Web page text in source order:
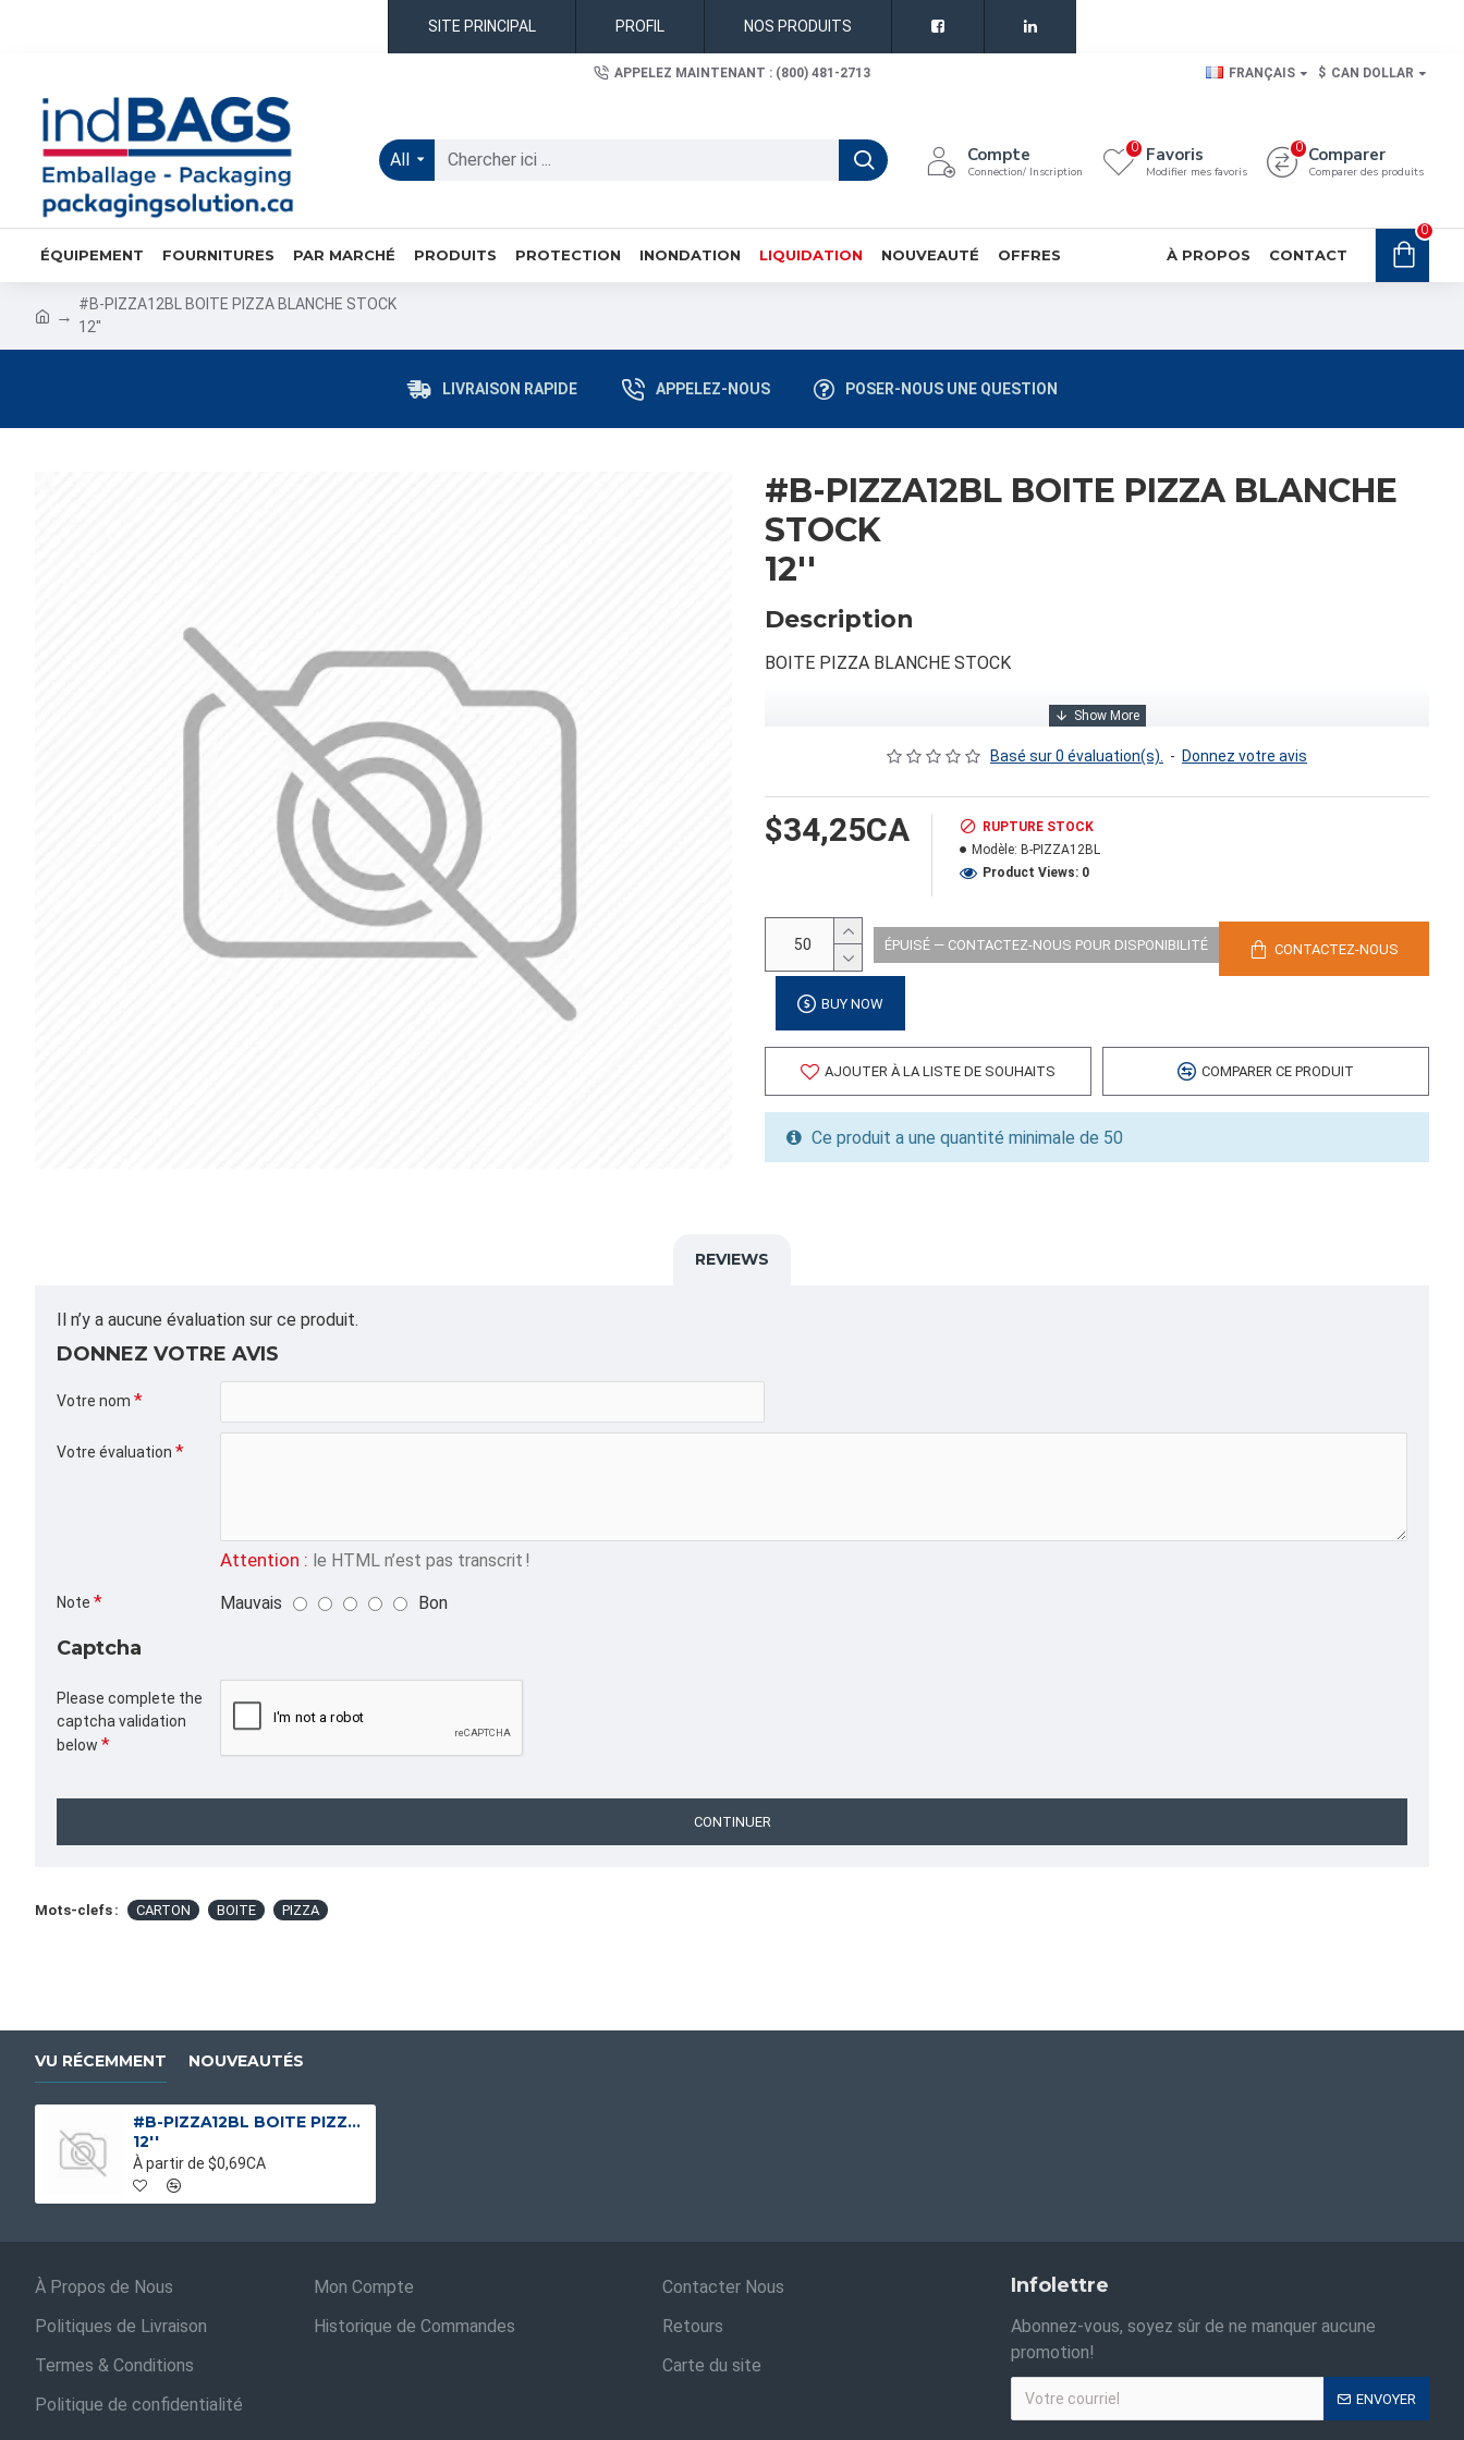
SITE PRINCIPAL PROFIL NOS PRODUITS
APPELEZ MAINTENANT : (800) 481-2713 FRANÇAIS $ CAN DOLLAR
All Compte
Connection/ Inscription
Favoris
Modifier mes favoris
0 Comparer
Comparer des produits
0
ÉQUIPEMENT FOURNITURES PAR MARCHÉ PRODUITS PROTECTION INONDATION LIQUIDATION NOUVEAUTÉ OFFRES À PROPOS CONTACT
0
#B-PIZZA12BL BOITE PIZZA BLANCHE STOCK
12''
LIVRAISON RAPIDE APPELEZ-NOUS POSER-NOUS UNE QUESTION
#B-PIZZA12BL BOITE PIZZA BLANCHE
STOCK
12''
Description
BOITE PIZZA BLANCHE STOCK
INFORMATION PRODUIT
Capacité/Taille:
12''
Quantité par emballage: 50.00
Dimension: 32.5X16X5.5
Poids: 0.00
Volume cubique: 2.31 pieds cubes
FORMAT DE PALETTE
Quantité par palette: 1200.00
Dimension/pallet: 40x48x50
ALPHA
CARTON,BOITE,PIZZA,
PIZZERIAS ET RESTAURANTS
Basé sur 0 évaluation(s). - Donnez votre avis
$34,25CA
RUPTURE STOCK
Modèle: B-PIZZA12BL
Product Views: 0
ÉPUISÉ — CONTACTEZ-NOUS POUR DISPONIBILITÉ CONTACTEZ-NOUS
BUY NOW
AJOUTER À LA LISTE DE SOUHAITS COMPARER CE PRODUIT
Ce produit a une quantité minimale de 50
REVIEWS
Il n’y a aucune évaluation sur ce produit.
DONNEZ VOTRE AVIS
Votre nom
Votre évaluation
Attention : le HTML n’est pas transcrit !
Note Mauvais Bon
Captcha
Please complete the
captcha validation
below
CONTINUER
Mots-clefs : CARTON BOITE PIZZA
VU RÉCEMMENT NOUVEAUTÉS
#B-PIZZA12BL BOITE PIZZA BLANCHE STOCK
12''
À partir de $0,69CA
À Propos de Nous
Politiques de Livraison
Termes & Conditions
Politique de confidentialité
Mon Compte
Historique de Commandes
Contacter Nous
Retours
Carte du site
Infolettre
Abonnez-vous, soyez sûr de ne manquer aucune
promotion!
ENVOYER